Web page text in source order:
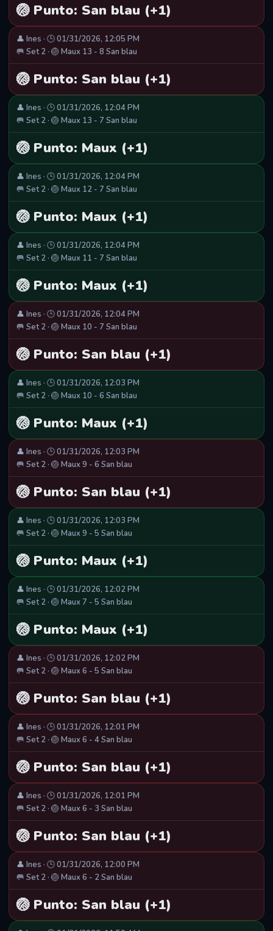
🏐 Punto: San blau (+1)
👤 Ines · 🕒 01/31/2026, 12:05 PM
🥅 Set 2 · 🏐 Maux 13 - 8 San blau
🏐 Punto: San blau (+1)
👤 Ines · 🕒 01/31/2026, 12:04 PM
🥅 Set 2 · 🏐 Maux 13 - 7 San blau
🏐 Punto: Maux (+1)
👤 Ines · 🕒 01/31/2026, 12:04 PM
🥅 Set 2 · 🏐 Maux 12 - 7 San blau
🏐 Punto: Maux (+1)
👤 Ines · 🕒 01/31/2026, 12:04 PM
🥅 Set 2 · 🏐 Maux 11 - 7 San blau
🏐 Punto: Maux (+1)
👤 Ines · 🕒 01/31/2026, 12:04 PM
🥅 Set 2 · 🏐 Maux 10 - 7 San blau
🏐 Punto: San blau (+1)
👤 Ines · 🕒 01/31/2026, 12:03 PM
🥅 Set 2 · 🏐 Maux 10 - 6 San blau
🏐 Punto: Maux (+1)
👤 Ines · 🕒 01/31/2026, 12:03 PM
🥅 Set 2 · 🏐 Maux 9 - 6 San blau
🏐 Punto: San blau (+1)
👤 Ines · 🕒 01/31/2026, 12:03 PM
🥅 Set 2 · 🏐 Maux 9 - 5 San blau
🏐 Punto: Maux (+1)
👤 Ines · 🕒 01/31/2026, 12:02 PM
🥅 Set 2 · 🏐 Maux 7 - 5 San blau
🏐 Punto: Maux (+1)
👤 Ines · 🕒 01/31/2026, 12:02 PM
🥅 Set 2 · 🏐 Maux 6 - 5 San blau
🏐 Punto: San blau (+1)
👤 Ines · 🕒 01/31/2026, 12:01 PM
🥅 Set 2 · 🏐 Maux 6 - 4 San blau
🏐 Punto: San blau (+1)
👤 Ines · 🕒 01/31/2026, 12:01 PM
🥅 Set 2 · 🏐 Maux 6 - 3 San blau
🏐 Punto: San blau (+1)
👤 Ines · 🕒 01/31/2026, 12:00 PM
🥅 Set 2 · 🏐 Maux 6 - 2 San blau
🏐 Punto: San blau (+1)